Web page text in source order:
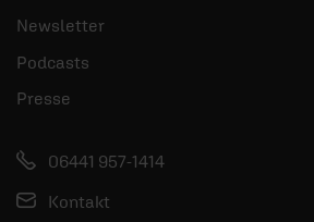
Newsletter
Podcasts
Presse
06441 957-1414
Kontakt